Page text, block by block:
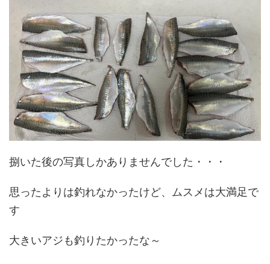
捌いた後の写真しかありませんでした・・・
思ったよりは釣れなかったけど、ムスメは大満足で
す
大きいアジも釣りたかったな～